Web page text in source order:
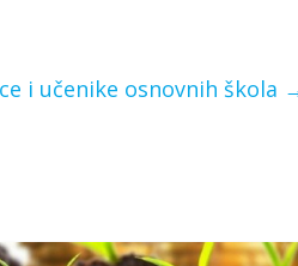
i učenike osnovnih škola